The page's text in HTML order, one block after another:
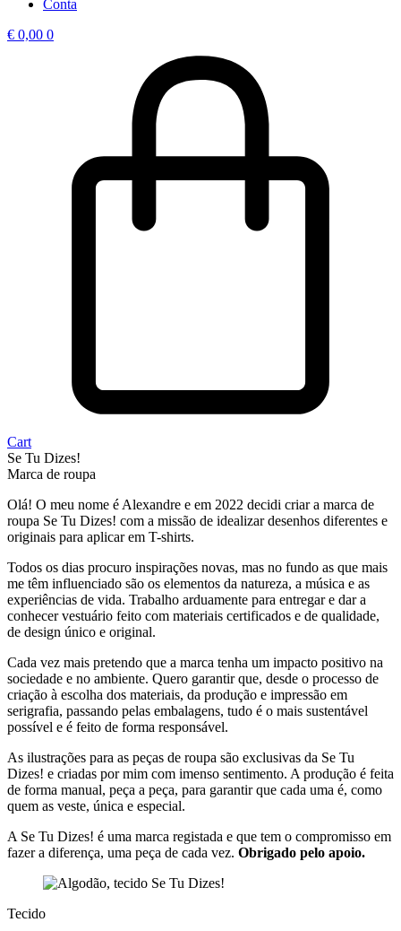
Conta
€ 0,00 0
Cart
Se Tu Dizes!
Marca de roupa
Olá! O meu nome é Alexandre e em 2022 decidi criar a marca de
roupa Se Tu Dizes! com a missão de idealizar desenhos diferentes e
originais para aplicar em T-shirts.
Todos os dias procuro inspirações novas, mas no fundo as que mais
me têm influenciado são os elementos da natureza, a música e as
experiências de vida. Trabalho arduamente para entregar e dar a
conhecer vestuário feito com materiais certificados e de qualidade,
de design único e original.
Cada vez mais pretendo que a marca tenha um impacto positivo na
sociedade e no ambiente. Quero garantir que, desde o processo de
criação à escolha dos materiais, da produção e impressão em
serigrafia, passando pelas embalagens, tudo é o mais sustentável
possível e é feito de forma responsável.
As ilustrações para as peças de roupa são exclusivas da Se Tu
Dizes! e criadas por mim com imenso sentimento. A produção é feita
de forma manual, peça a peça, para garantir que cada uma é, como
quem as veste, única e especial.
A Se Tu Dizes! é uma marca registada e que tem o compromisso em
fazer a diferença, uma peça de cada vez. Obrigado pelo apoio.
Tecido